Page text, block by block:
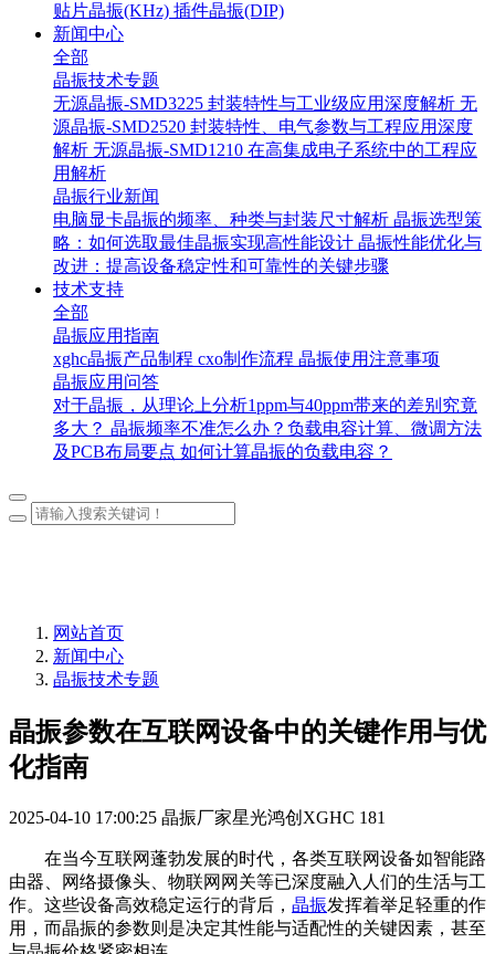
贴片晶振(KHz) 插件晶振(DIP)
新闻中心
全部
晶振技术专题
无源晶振-SMD3225 封装特性与工业级应用深度解析 无
源晶振-SMD2520 封装特性、电气参数与工程应用深度
解析 无源晶振-SMD1210 在高集成电子系统中的工程应
用解析
晶振行业新闻
电脑显卡晶振的频率、种类与封装尺寸解析 晶振选型策
略：如何选取最佳晶振实现高性能设计 晶振性能优化与
改进：提高设备稳定性和可靠性的关键步骤
技术支持
全部
晶振应用指南
xghc晶振产品制程 cxo制作流程 晶振使用注意事项
晶振应用问答
对于晶振，从理论上分析1ppm与40ppm带来的差别究竟
多大？ 晶振频率不准怎么办？负载电容计算、微调方法
及PCB布局要点 如何计算晶振的负载电容？
网站首页
新闻中心
晶振技术专题
晶振参数在互联网设备中的关键作用与优
化指南
2025-04-10 17:00:25 晶振厂家星光鸿创XGHC 181
在当今互联网蓬勃发展的时代，各类互联网设备如智能路
由器、网络摄像头、物联网网关等已深度融入人们的生活与工
作。这些设备高效稳定运行的背后， 晶振发挥着举足轻重的作
用，而晶振的参数则是决定其性能与适配性的关键因素，甚至